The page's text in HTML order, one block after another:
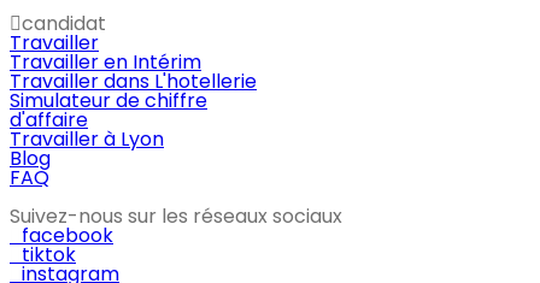
candidat
Travailler
Travailler en Intérim
Travailler dans L'hotellerie
Simulateur de chiffre
d'affaire
Travailler à Lyon
Blog
FAQ
Suivez-nous sur les réseaux sociaux
facebook
tiktok
instagram